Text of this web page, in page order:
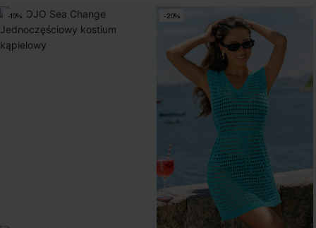
-10% -20%